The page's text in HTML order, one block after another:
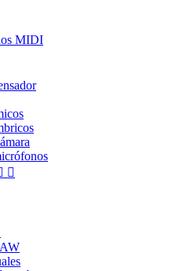
MIDI
